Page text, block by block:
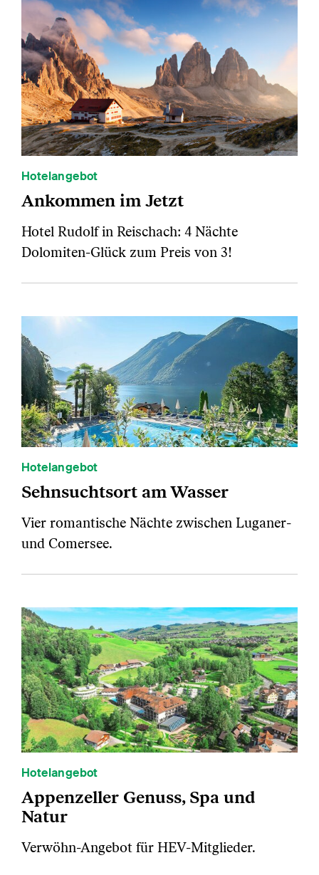
Hotelangebot
Ankommen im Jetzt
Hotel Rudolf in Reischach: 4 Nächte
Dolomiten-Glück zum Preis von 3!
Hotelangebot
Sehnsuchtsort am Wasser
Vier romantische Nächte zwischen Luganer-
und Comersee.
Hotelangebot
Appenzeller Genuss, Spa und
Natur
Verwöhn-Angebot für HEV-Mitglieder.